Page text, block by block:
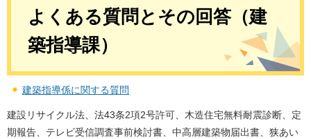
よくある質問とその回答（建
築指導課）
建築指導係に関する質問
建設リサイクル法、法43条2項2号許可、木造住宅無料耐震診断、定
期報告、テレビ受信調査事前検討書、中高層建築物届出書、狭あい